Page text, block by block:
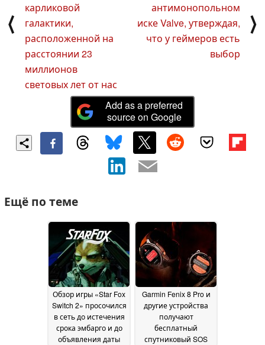
⟨
карликовой
галактики,
расположенной на
расстоянии 23
миллионов
световых лет от нас
антимонопольном
иске Valve, утверждая,
что у геймеров есть
выбор
⟩
Add as a preferred
source on Google
Ещё по теме
Обзор игры «Star Fox
Switch 2» просочился
в сеть до истечения
срока эмбарго и до
объявления даты
Garmin Fenix 8 Pro и
другие устройства
получают
бесплатный
спутниковый SOS